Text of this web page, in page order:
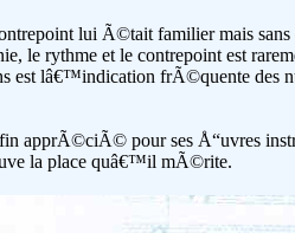
lui Ã©tait familier mais
rythme et le contrepoint est
est lâ€™indication frÃ©quente des
apprÃ©ciÃ© pour ses Å“uvres
la place quâ€™il mÃ©rite.